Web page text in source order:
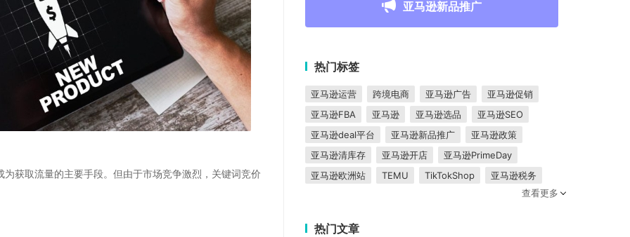
获取流量的主要手段。但由于市场竞争激烈，关键词竞价
亚马逊新品推广
热门标签
亚马逊运营 跨境电商 亚马逊广告
亚马逊促销
亚马逊FBA
亚马逊 亚马逊选品
亚马逊SEO
亚马逊deal平台
亚马逊新品推广
亚马逊政策
亚马逊清库存
亚马逊开店
亚马逊PrimeDay
亚马逊欧洲站
TEMU TikTokShop
亚马逊税务
东南亚市场
查看更多
热门文章